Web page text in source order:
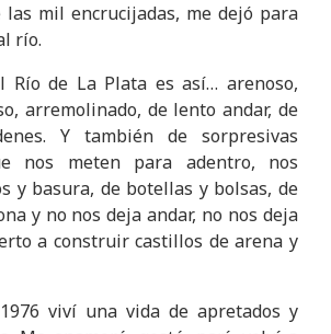
las mil encrucijadas, me dejó para
río.
Río de La Plata es así… arenoso,
arremolinado, de lento andar, de
Y también de sorpresivas
nos meten para adentro, nos
y basura, de botellas y bolsas, de
y no nos deja andar, no nos deja
a construir castillos de arena y
viví una vida de apretados y